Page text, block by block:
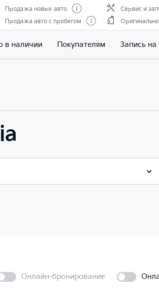
Продажа новых авто
Продажа авто с пробегом
Сервис и
в наличии Покупателям Запись на
Онлайн-бронирование